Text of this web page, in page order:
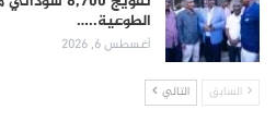
الطوعية..…
أغسطس 6, 2026
السابق التالي